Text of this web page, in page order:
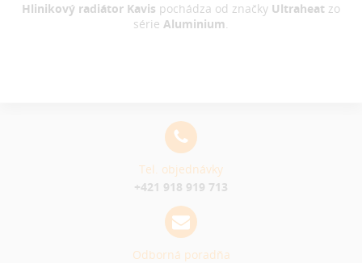
Hlinikový radiátor Kavis pochádza od značky Ultraheat zo
série Aluminium.
Tel. objednávky
+421 918 919 713
Odborná poradňa